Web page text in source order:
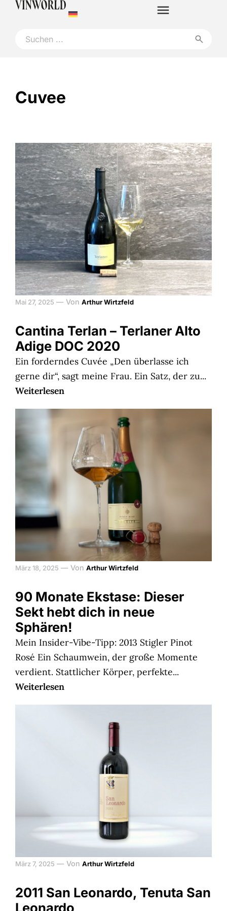
Cuvee
Mai 27, 2025 — Von Arthur Wirtzfeld
Cantina Terlan – Terlaner Alto
Adige DOC 2020
Ein forderndes Cuvée „Den überlasse ich
gerne dir“, sagt meine Frau. Ein Satz, der zu...
Weiterlesen
März 18, 2025 — Von Arthur Wirtzfeld
90 Monate Ekstase: Dieser
Sekt hebt dich in neue
Sphären!
Mein Insider-Vibe-Tipp: 2013 Stigler Pinot
Rosé Ein Schaumwein, der große Momente
verdient. Stattlicher Körper, perfekte...
Weiterlesen
März 7, 2025 — Von Arthur Wirtzfeld
2011 San Leonardo, Tenuta San
Leonardo